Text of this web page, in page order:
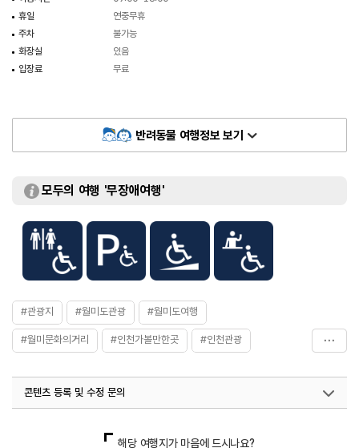
휴일
연중무휴
주차
불가능
화장실
있음
입장료
무료
반려동물 여행정보 보기
모두의 여행 '무장애여행'
#관광지 #월미도관광 #월미도여행
#월미문화의거리 #인천가볼만한곳 #인천관광
콘텐츠 등록 및 수정 문의
열린관광콘텐츠팀(열린관광-모두의여행)
033-738-3425
해당 여행지가 마음에 드시나요?